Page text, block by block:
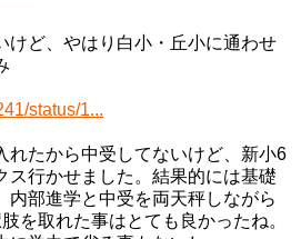
けど、やはり白小・丘小に通わせ
status/1...
れたから中受してないけど、新小6
ス行かせました。結果的には基礎
内部進学と中受を両天秤しながら
を取れた事はとても良かったね。